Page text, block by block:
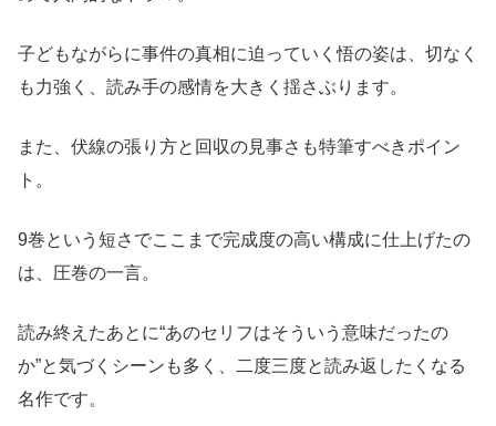
子どもながらに事件の真相に迫っていく悟の姿は、切なく
も力強く、読み手の感情を大きく揺さぶります。
また、伏線の張り方と回収の見事さも特筆すべきポイン
ト。
9巻という短さでここまで完成度の高い構成に仕上げたの
は、圧巻の一言。
読み終えたあとに“あのセリフはそういう意味だったの
か”と気づくシーンも多く、二度三度と読み返したくなる
名作です。